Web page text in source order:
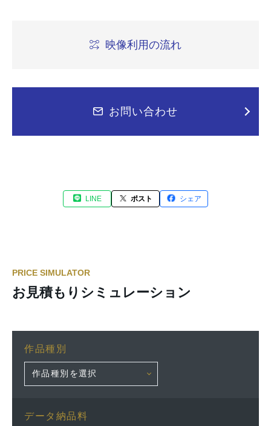
映像利用の流れ
お問い合わせ
LINE ポスト シェア
PRICE SIMULATOR
お見積もりシミュレーション
作品種別
データ納品料